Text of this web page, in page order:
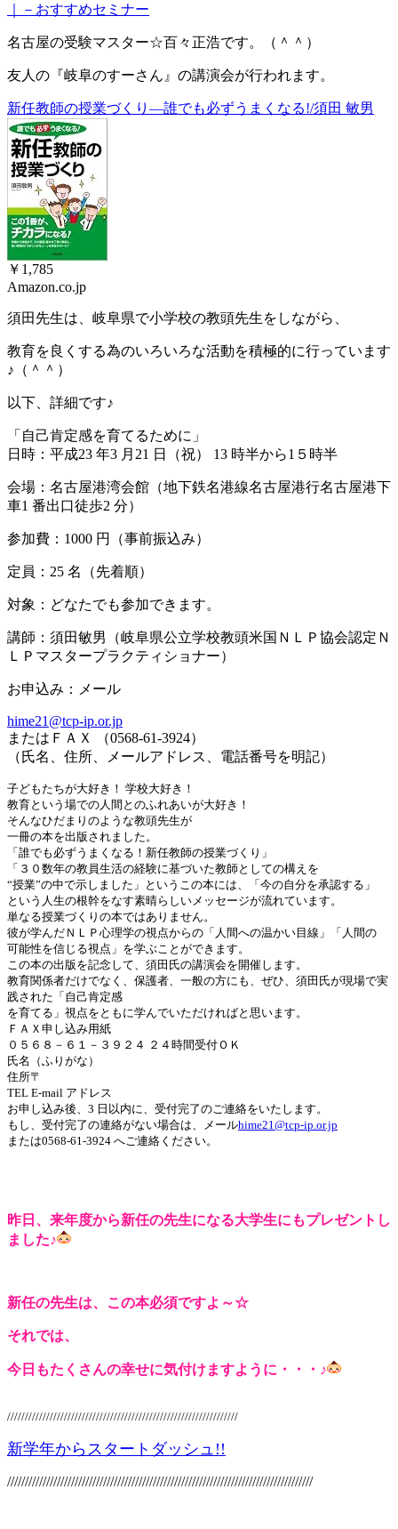
｜－おすすめセミナー
名古屋の受験マスター☆百々正浩です。（＾＾）
友人の『岐阜のすーさん』の講演会が行われます。
新任教師の授業づくり―誰でも必ずうまくなる!/須田 敏男
￥1,785
Amazon.co.jp
須田先生は、岐阜県で小学校の教頭先生をしながら、
教育を良くする為のいろいろな活動を積極的に行っています
♪（＾＾）
以下、詳細です♪
「自己肯定感を育てるために」
日時：平成23 年3 月21 日（祝） 13 時半から1５時半
会場：名古屋港湾会館（地下鉄名港線名古屋港行名古屋港下
車1 番出口徒歩2 分）
参加費：1000 円（事前振込み）
定員：25 名（先着順）
対象：どなたでも参加できます。
講師：須田敏男（岐阜県公立学校教頭米国ＮＬＰ協会認定Ｎ
ＬＰマスタープラクティショナー）
お申込み：メール
hime21@tcp-ip.or.jp
またはＦＡＸ （0568-61-3924）
（氏名、住所、メールアドレス、電話番号を明記）
子どもたちが大好き！ 学校大好き！
教育という場での人間とのふれあいが大好き！
そんなひだまりのような教頭先生が
一冊の本を出版されました。
「誰でも必ずうまくなる！新任教師の授業づくり」
「３０数年の教員生活の経験に基づいた教師としての構えを
“授業”の中で示しました」というこの本には、「今の自分を承認する」
という人生の根幹をなす素晴らしいメッセージが流れています。
単なる授業づくりの本ではありません。
彼が学んだＮＬＰ心理学の視点からの「人間への温かい目線」「人間の
可能性を信じる視点」を学ぶことができます。
この本の出版を記念して、須田氏の講演会を開催します。
教育関係者だけでなく、保護者、一般の方にも、ぜひ、須田氏が現場で実
践された「自己肯定感
を育てる」視点をともに学んでいただければと思います。
ＦＡＸ申し込み用紙
０５６８－６１－３９２４ ２４時間受付ＯＫ
氏名（ふりがな）
住所〒
TEL E-mail アドレス
お申し込み後、3 日以内に、受付完了のご連絡をいたします。
もし、受付完了の連絡がない場合は、メールhime21@tcp-ip.or.jp
または0568-61-3924 へご連絡ください。
昨日、来年度から新任の先生になる大学生にもプレゼントし
ました♪
新任の先生は、この本必須ですよ～☆
それでは、
今日もたくさんの幸せに気付けますように・・・♪
/////////////////////////////////////////////////////////////////
新学年からスタートダッシュ!!
//////////////////////////////////////////////////////////////////////////////////////